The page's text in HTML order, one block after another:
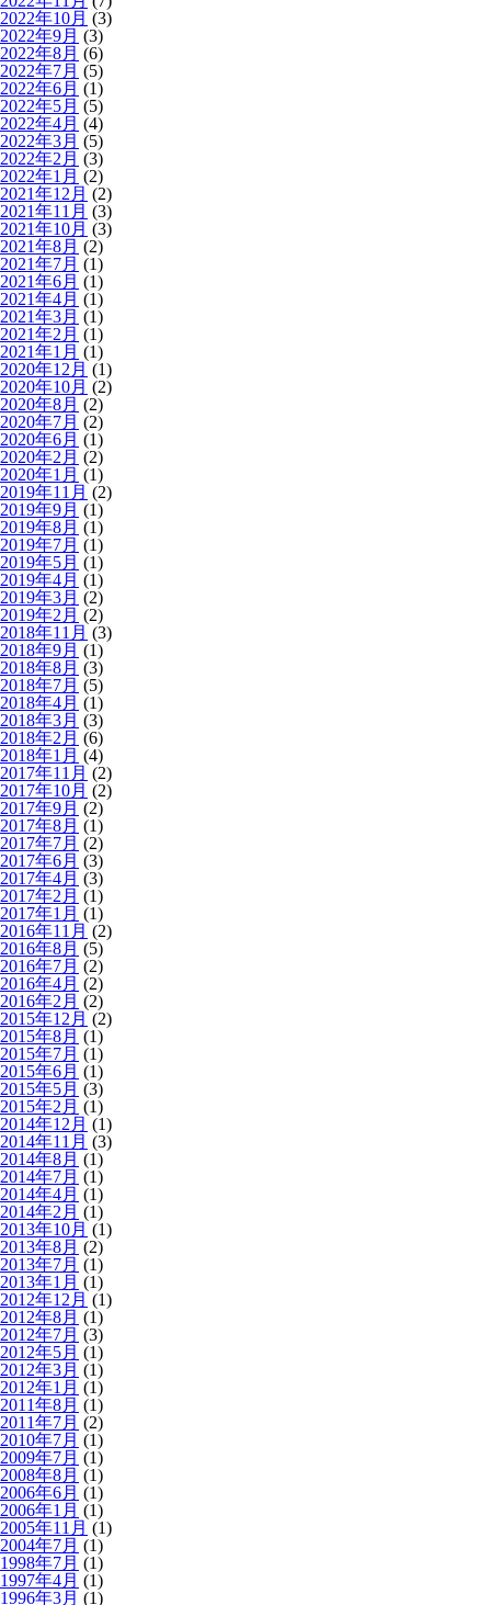
2022年10月 (3)
2022年9月 (3)
2022年8月 (6)
2022年7月 (5)
2022年6月 (1)
2022年5月 (5)
2022年4月 (4)
2022年3月 (5)
2022年2月 (3)
2022年1月 (2)
2021年12月 (2)
2021年11月 (3)
2021年10月 (3)
2021年8月 (2)
2021年7月 (1)
2021年6月 (1)
2021年4月 (1)
2021年3月 (1)
2021年2月 (1)
2021年1月 (1)
2020年12月 (1)
2020年10月 (2)
2020年8月 (2)
2020年7月 (2)
2020年6月 (1)
2020年2月 (2)
2020年1月 (1)
2019年11月 (2)
2019年9月 (1)
2019年8月 (1)
2019年7月 (1)
2019年5月 (1)
2019年4月 (1)
2019年3月 (2)
2019年2月 (2)
2018年11月 (3)
2018年9月 (1)
2018年8月 (3)
2018年7月 (5)
2018年4月 (1)
2018年3月 (3)
2018年2月 (6)
2018年1月 (4)
2017年11月 (2)
2017年10月 (2)
2017年9月 (2)
2017年8月 (1)
2017年7月 (2)
2017年6月 (3)
2017年4月 (3)
2017年2月 (1)
2017年1月 (1)
2016年11月 (2)
2016年8月 (5)
2016年7月 (2)
2016年4月 (2)
2016年2月 (2)
2015年12月 (2)
2015年8月 (1)
2015年7月 (1)
2015年6月 (1)
2015年5月 (3)
2015年2月 (1)
2014年12月 (1)
2014年11月 (3)
2014年8月 (1)
2014年7月 (1)
2014年4月 (1)
2014年2月 (1)
2013年10月 (1)
2013年8月 (2)
2013年7月 (1)
2013年1月 (1)
2012年12月 (1)
2012年8月 (1)
2012年7月 (3)
2012年5月 (1)
2012年3月 (1)
2012年1月 (1)
2011年8月 (1)
2011年7月 (2)
2010年7月 (1)
2009年7月 (1)
2008年8月 (1)
2006年6月 (1)
2006年1月 (1)
2005年11月 (1)
2004年7月 (1)
1998年7月 (1)
1997年4月 (1)
1996年3月 (1)